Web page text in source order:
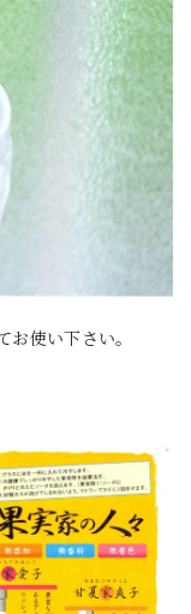
使い下さい。